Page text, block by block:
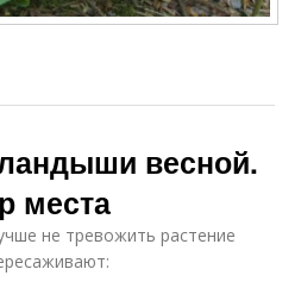
весной.
места
не тревожить растение